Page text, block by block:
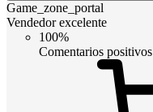
Game_zone_portal
Vendedor excelente
100%
Comentarios positivos